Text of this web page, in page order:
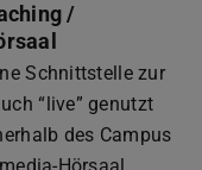
/
Schnittstelle zur
“live” genutzt
des Campus